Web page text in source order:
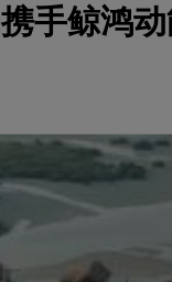
手鲸鸿